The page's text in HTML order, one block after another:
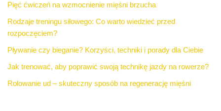
Pięć ćwiczeń na wzmocnienie mięśni brzucha
Rodzaje treningu siłowego: Co warto wiedzieć przed
rozpoczęciem?
Pływanie czy bieganie? Korzyści, techniki i porady dla Ciebie
Jak trenować, aby poprawić swoją technikę jazdy na rowerze?
Rolowanie ud – skuteczny sposób na regenerację mięśni